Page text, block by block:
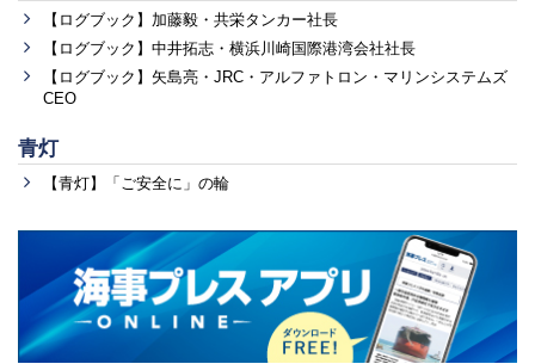
【ログブック】加藤毅・共栄タンカー社長
【ログブック】中井拓志・横浜川崎国際港湾会社社長
【ログブック】矢島亮・JRC・アルファトロン・マリンシステムズ
CEO
青灯
【青灯】「ご安全に」の輪